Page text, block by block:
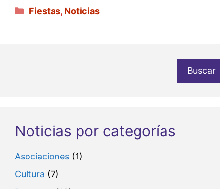
Categorías
Fiestas, Noticias
Buscar
Noticias por categorías
Asociaciones (1)
Cultura (7)